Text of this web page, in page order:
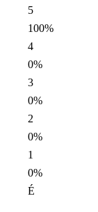
5
100%
4
0%
3
0%
2
0%
1
0%
É